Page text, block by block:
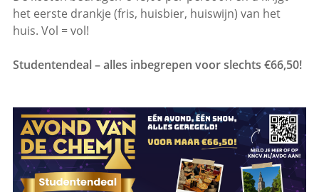
het eerste drankje (fris, huisbier, huiswijn) van het
huis. Vol = vol!
Studentendeal – alles inbegrepen voor slechts €66,50!